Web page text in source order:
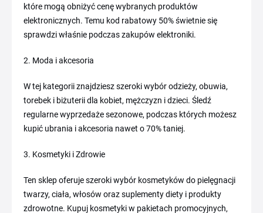
które mogą obniżyć cenę wybranych produktów
elektronicznych. Temu kod rabatowy 50% świetnie się
sprawdzi właśnie podczas zakupów elektroniki.
2. Moda i akcesoria
W tej kategorii znajdziesz szeroki wybór odzieży, obuwia,
torebek i biżuterii dla kobiet, mężczyzn i dzieci. Śledź
regularne wyprzedaże sezonowe, podczas których możesz
kupić ubrania i akcesoria nawet o 70% taniej.
3. Kosmetyki i Zdrowie
Ten sklep oferuje szeroki wybór kosmetyków do pielęgnacji
twarzy, ciała, włosów oraz suplementy diety i produkty
zdrowotne. Kupuj kosmetyki w pakietach promocyjnych,